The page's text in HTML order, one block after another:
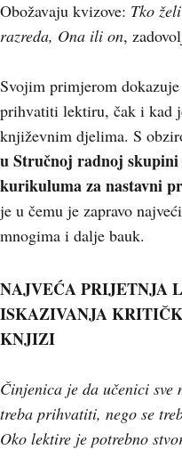
Obožavaju kvizove: Tko
razreda, Ona ili on,
Svojim primjerom
prihvatiti lektiru, čak i kad
književnim djelima. S
u Stručnoj radnoj
kurikuluma za nastavni
je u čemu je zapravo
mnogima i dalje bauk.
NAJVEĆA PRIJETNJA
ISKAZIVANJA
KNJIZI
Činjenica je da učenici
treba prihvatiti, nego se
Oko lektire je potrebno